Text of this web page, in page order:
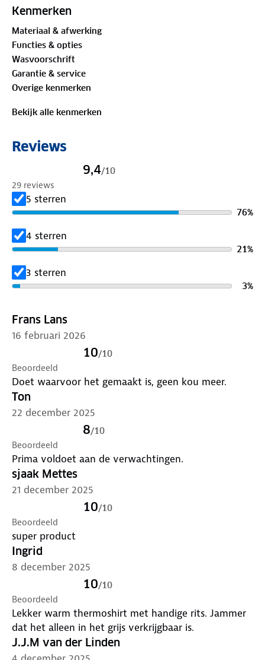
hardlopen in koud weer. Dankzij de geavanceerde
buiten afgevoerd, waardoor het lichaam warm en
droog blijft. Een essentieel item voor wie comfort
en prestaties hoog in het vaandel heeft tijdens
winterse avonturen.
Pssst! Combineer dit thermoshirt met de Henk
thermobroek voor extra warmte.
Kenmerken
Materiaal & afwerking
Functies & opties
Wasvoorschrift
Garantie & service
Overige kenmerken
Bekijk alle kenmerken
Reviews
9,4/10
29 reviews
5 sterren
76%
4 sterren
21%
3 sterren
3%
Frans Lans
16 februari 2026
10/10
Beoordeeld
Doet waarvoor het gemaakt is, geen kou meer.
Ton
22 december 2025
8/10
Beoordeeld
Prima voldoet aan de verwachtingen.
sjaak Mettes
21 december 2025
10/10
Beoordeeld
super product
Ingrid
8 december 2025
10/10
Beoordeeld
Lekker warm thermoshirt met handige rits. Jammer
dat het alleen in het grijs verkrijgbaar is.
J.J.M van der Linden